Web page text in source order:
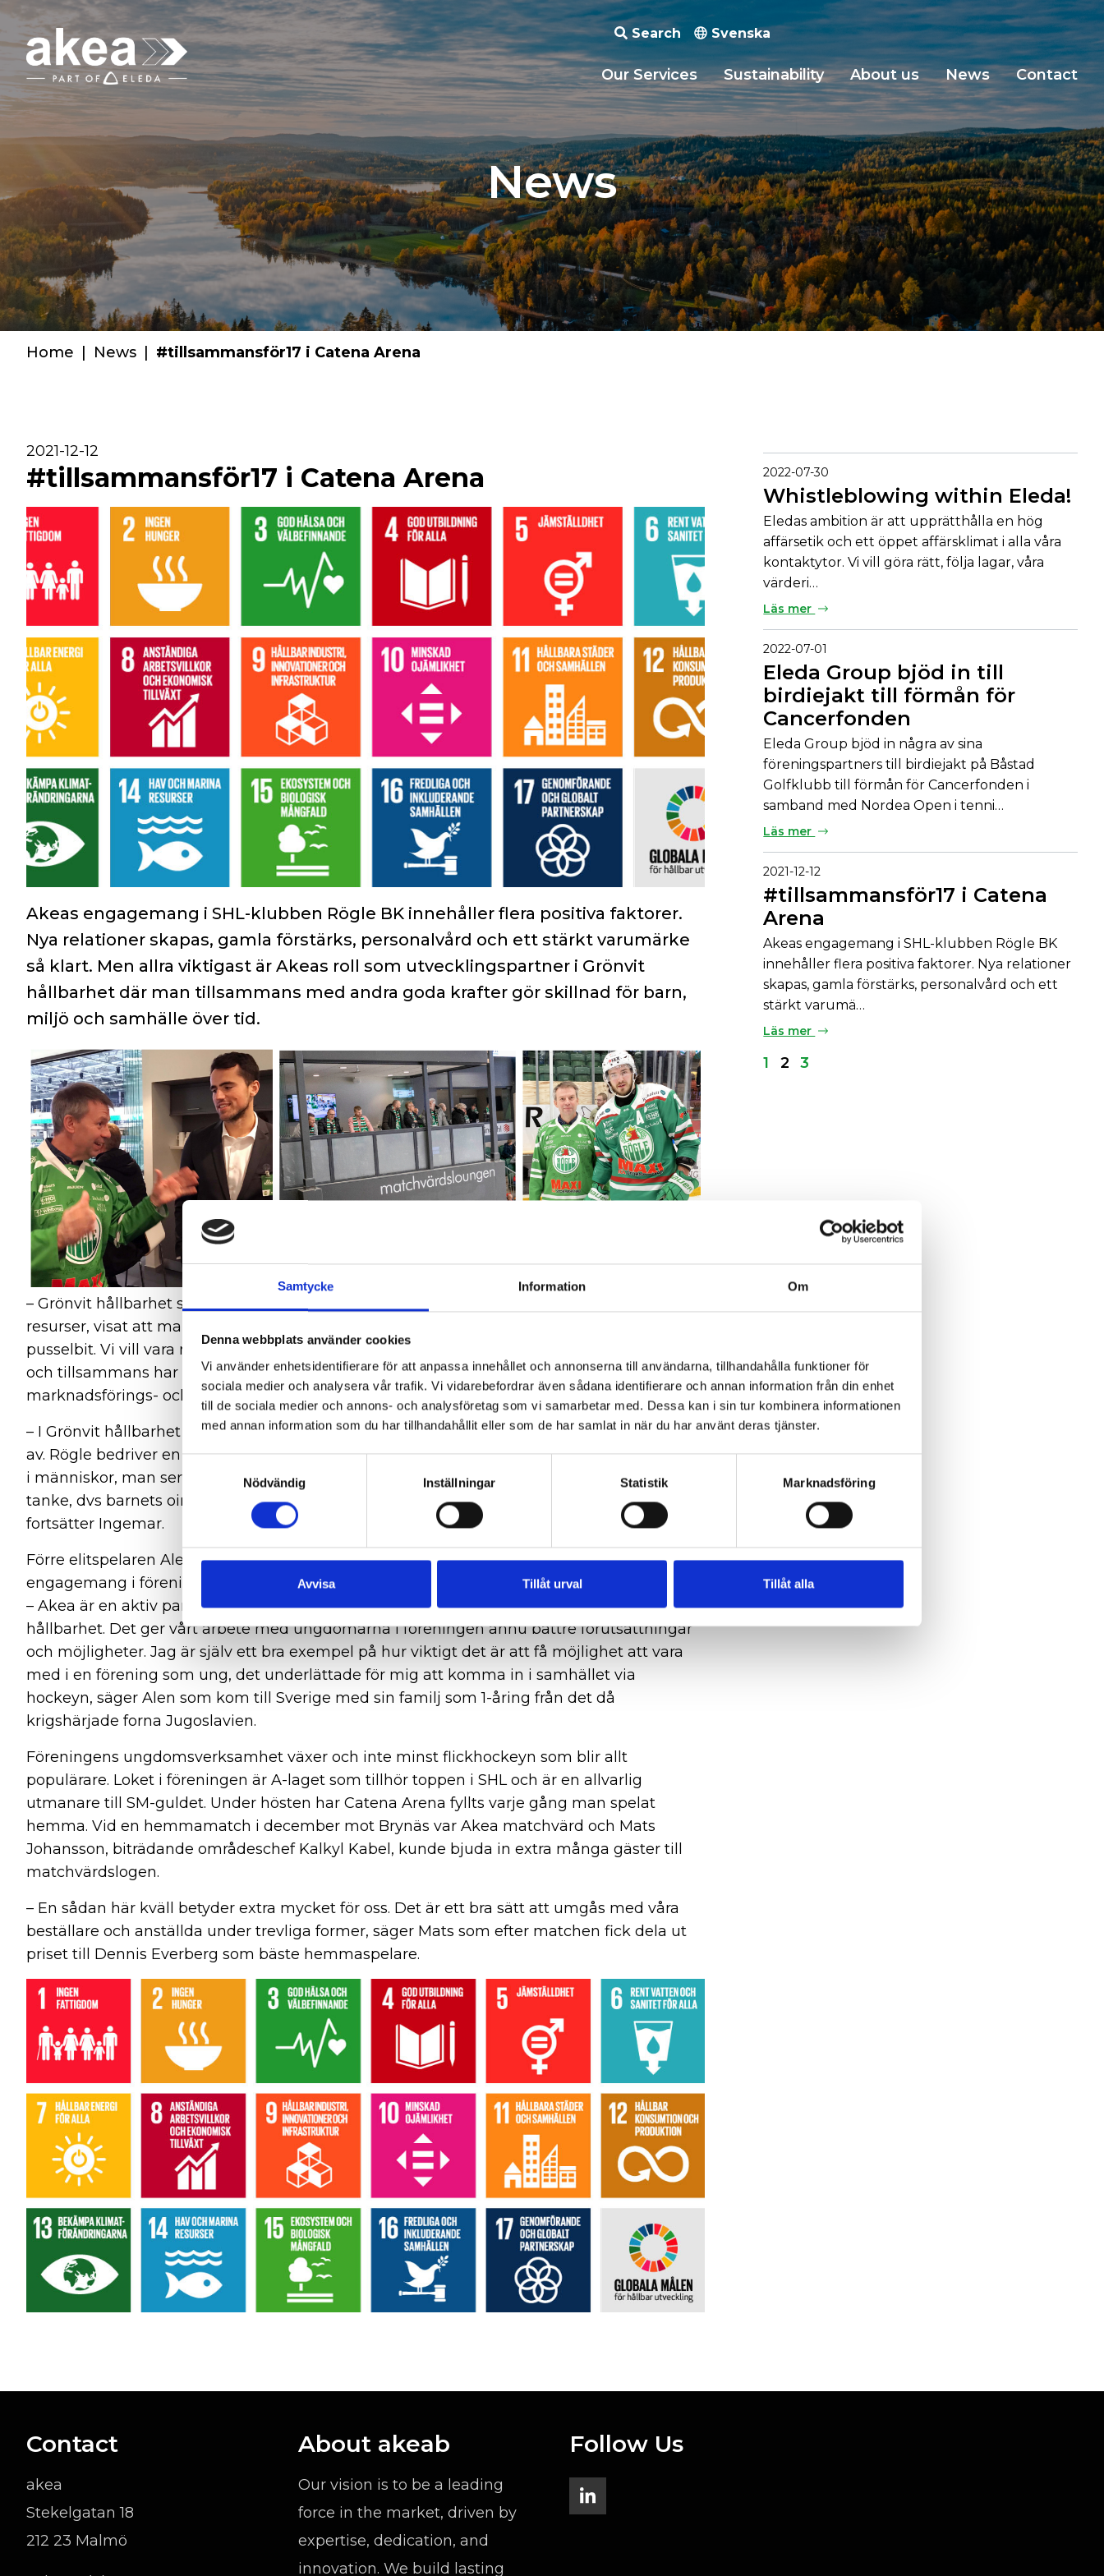
Samtycke Information Om
Denna webbplats använder cookies
Vi använder enhetsidentifierare för att anpassa innehållet och annonserna till användarna, tillhandahålla funktioner för
sociala medier och analysera vår trafik. Vi vidarebefordrar även sådana identifierare och annan information från din enhet
till de sociala medier och annons- och analysföretag som vi samarbetar med. Dessa kan i sin tur kombinera informationen
med annan information som du har tillhandahållit eller som de har samlat in när du har använt deras tjänster.
Nödvändig
Inställningar Statistik Marknadsföring
Avvisa Tillåt urval Tillåt alla
Search Svenska
Our Services Sustainability About us News Contact
News
Home News #tillsammansför17 i Catena Arena
2021-12-12
#tillsammansför17 i Catena Arena
Akeas engagemang i SHL-klubben Rögle BK innehåller flera positiva faktorer.
Nya relationer skapas, gamla förstärks, personalvård och ett stärkt varumärke
så klart. Men allra viktigast är Akeas roll som utvecklingspartner i Grönvit
hållbarhet där man tillsammans med andra goda krafter gör skillnad för barn,
miljö och samhälle över tid.
– Grönvit hållbarhet sticker ut. Rögle har på ett tydligt sätt, bland annat genom att avsätta
resurser, visat att man förstått att man är en del av något större och vill bli en viktig
pusselbit. Vi vill vara med i det här sammanhanget, det finns fler goda krafter i nätverket
och tillsammans har vi större möjligheter att göra skillnad, säger Ingemar Queckfeldt,
marknadsförings- och sponsoransvarig på Akea.
– I Grönvit hållbarhet är det ett tydligt fokus på den unga människan och det attraheras vi
av. Rögle bedriver en värderingsstyrd verksamhet som vi är bekväma med. Rögle investerar
i människor, man ser den unga utövaren och lever efter barnkonventionens viktigaste
tanke, dvs barnets oinskränkta rätt att utöva sin idrott i en trygg och utvecklande miljö,
fortsätter Ingemar.
Förre elitspelaren Alen Bibic, numera säljare i Rögle BK, är glad och tacksam över Akeas
engagemang i föreningen:
– Akea är en aktiv partner och spelar en viktig roll som utvecklingspartner i Grönvit
hållbarhet. Det ger vårt arbete med ungdomarna i föreningen ännu bättre förutsättningar
och möjligheter. Jag är själv ett bra exempel på hur viktigt det är att få möjlighet att vara
med i en förening som ung, det underlättade för mig att komma in i samhället via
hockeyn, säger Alen som kom till Sverige med sin familj som 1-åring från det då
krigshärjade forna Jugoslavien.
Föreningens ungdomsverksamhet växer och inte minst flickhockeyn som blir allt
populärare. Loket i föreningen är A-laget som tillhör toppen i SHL och är en allvarlig
utmanare till SM-guldet. Under hösten har Catena Arena fyllts varje gång man spelat
hemma. Vid en hemmamatch i december mot Brynäs var Akea matchvärd och Mats
Johansson, biträdande områdeschef Kalkyl Kabel, kunde bjuda in extra många gäster till
matchvärdslogen.
– En sådan här kväll betyder extra mycket för oss. Det är ett bra sätt att umgås med våra
beställare och anställda under trevliga former, säger Mats som efter matchen fick dela ut
priset till Dennis Everberg som bäste hemmaspelare.
2022-07-30
Whistleblowing within Eleda!
Eledas ambition är att upprätthålla en hög
affärsetik och ett öppet affärsklimat i alla våra
kontaktytor. Vi vill göra rätt, följa lagar, våra
värderi…
Läs mer
2022-07-01
Eleda Group bjöd in till
birdiejakt till förmån för
Cancerfonden
Eleda Group bjöd in några av sina
föreningspartners till birdiejakt på Båstad
Golfklubb till förmån för Cancerfonden i
samband med Nordea Open i tenni…
Läs mer
2021-12-12
#tillsammansför17 i Catena
Arena
Akeas engagemang i SHL-klubben Rögle BK
innehåller flera positiva faktorer. Nya relationer
skapas, gamla förstärks, personalvård och ett
stärkt varumä…
Läs mer
1 2 3
Contact
akea
Stekelgatan 18
212 23 Malmö
About akeab
Our vision is to be a leading
force in the market, driven by
expertise, dedication, and
innovation. We build lasting
Follow Us